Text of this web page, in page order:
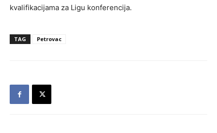
kvalifikacijama za Ligu konferencija.
TAG Petrovac